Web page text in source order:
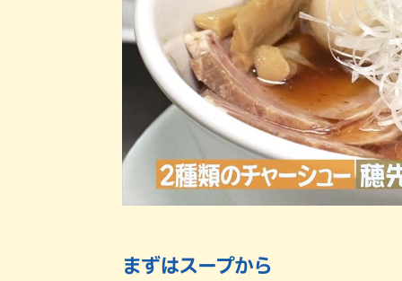
まずはスープから